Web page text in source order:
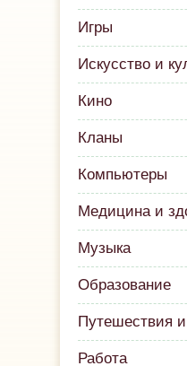
Игры
Искусство и
Кино
Кланы
Компьютеры
Медицина и
Музыка
Образование
Путешествия
Работа